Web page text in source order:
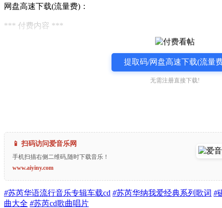
网盘高速下载(流量费)：
*** 付费内容 ***
提取码/网盘高速下载(流量
无需注册直接下载!
📱 扫码访问爱音乐网
手机扫描右侧二维码,随时下载音乐！
www.aiyiny.com
#苏芮华语流行音乐专辑车载cd #苏芮华纳我爱经典系列歌词 #
曲大全 #苏芮cd歌曲唱片